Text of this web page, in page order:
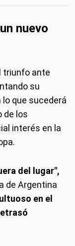
nuevo
triunfo ante
su
lo que sucederá
de los
interés en la
del lugar",
de Argentina
en el